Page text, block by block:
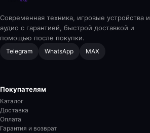
Современная техника, игровые устройства и
аудио с гарантией, быстрой доставкой и
помощью после покупки.
Telegram WhatsApp MAX
Покупателям
Каталог
Доставка
Оплата
Гарантия и возврат